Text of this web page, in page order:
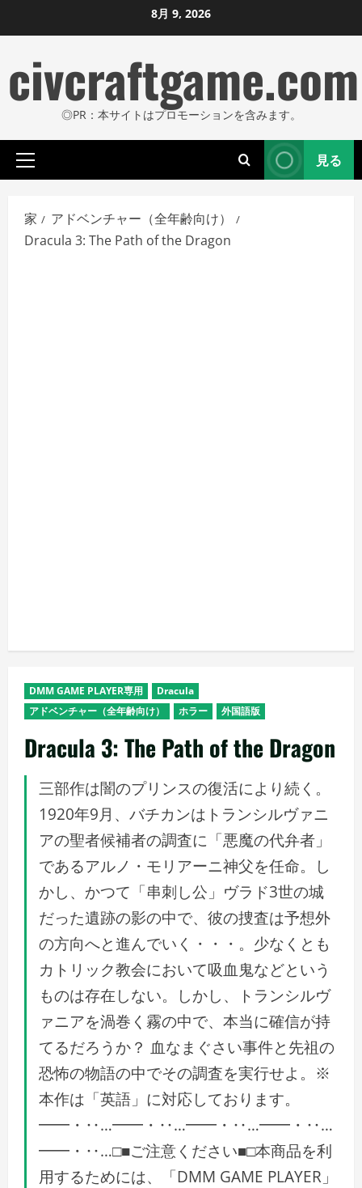
ン
ン
ツ
ス
ッ
8月 9, 2026
civcraftgame.com
◎PR：本サイトはプロモーションを含みます。
プ
イ
マ
リ
見る
家
アドベンチャー（全年齢向け）
Dracula 3: The Path of the Dragon
DMM GAME PLAYER専用
Dracula
アドベンチャー（全年齢向け）
ホラー 外国語版
Dracula 3: The Path of the Dragon
三部作は闇のプリンスの復活により続く。
1920年9月、バチカンはトランシルヴァニ
アの聖者候補者の調査に「悪魔の代弁者」
であるアルノ・モリアーニ神父を任命。し
かし、かつて「串刺し公」ヴラド3世の城
だった遺跡の影の中で、彼の捜査は予想外
の方向へと進んでいく・・・。少なくとも
カトリック教会において吸血鬼などという
ものは存在しない。しかし、トランシルヴ
ァニアを渦巻く霧の中で、本当に確信が持
てるだろうか？ 血なまぐさい事件と先祖の
恐怖の物語の中でその調査を実行せよ。※
本作は「英語」に対応しております。
━━・‥…━━・‥…━━・‥…━━・‥…
━━・‥…□■ご注意ください■□本商品を利
用するためには、「DMM GAME PLAYER」